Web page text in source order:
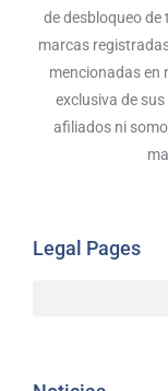
de desbloqueo de
marcas
mencionadas en
exclusiva de
afiliados ni
Legal Pages